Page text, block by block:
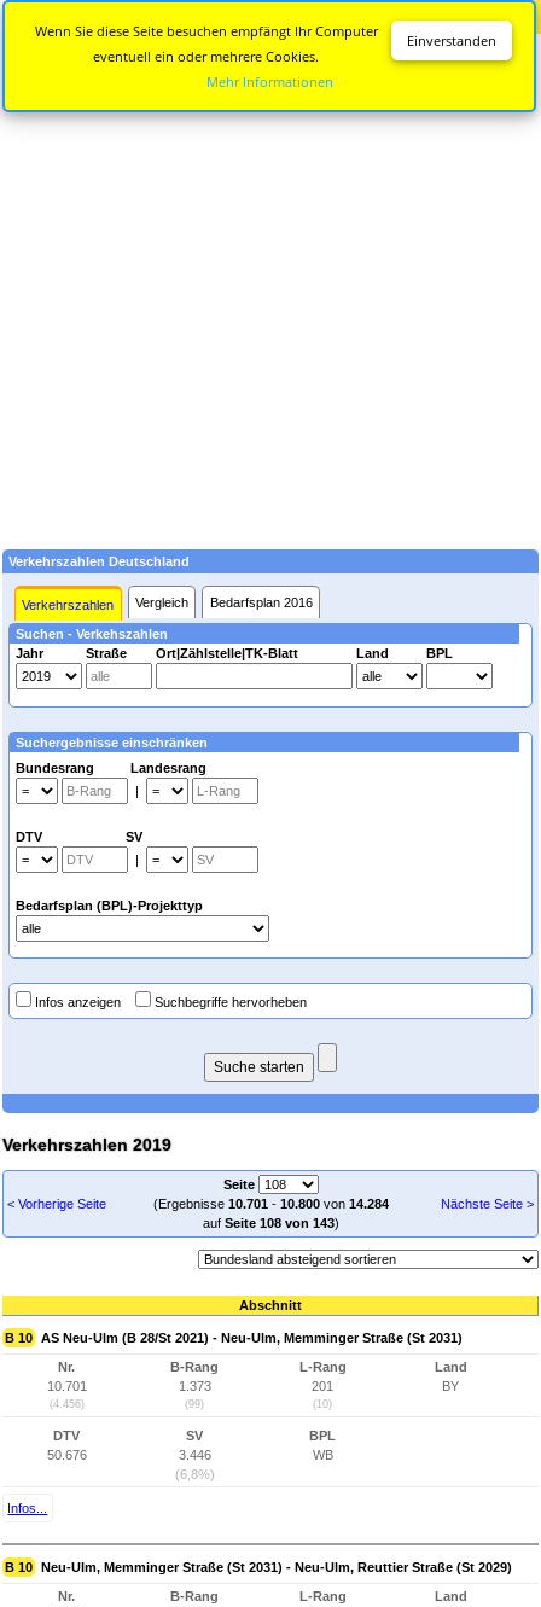
Verkehrszahlen Deutschland
Verkehrszahlen Vergleich Bedarfsplan 2016
Suchen - Verkehszahlen
Jahr
Straße Ort|Zählstelle|TK-Blatt Land BPL
Suchergebnisse einschränken
Bundesrang Landesrang
|
DTV SV
|
Bedarfsplan (BPL)-Projekttyp
Infos anzeigen Suchbegriffe hervorheben
Verkehrszahlen 2019
< Vorherige Seite
Seite
(Ergebnisse 10.701- 10.800von 14.284
auf Seite 108 von 143)
Nächste Seite >
Abschnitt
B 10 AS Neu-Ulm (B 28/St 2021) - Neu-Ulm, Memminger Straße (St 2031)
Nr.
10.701
(4.456)
B-Rang
1.373
(99)
L-Rang
201
(10)
Land
BY
DTV
50.676
SV
3.446
(6,8%)
BPL
WB
Infos...
B 10 Neu-Ulm, Memminger Straße (St 2031) - Neu-Ulm, Reuttier Straße (St 2029)
Nr.
B-Rang
L-Rang
Land
Einverstanden
Wenn Sie diese Seite besuchen empfängt Ihr Computer
eventuell ein oder mehrere Cookies.
Mehr Informationen